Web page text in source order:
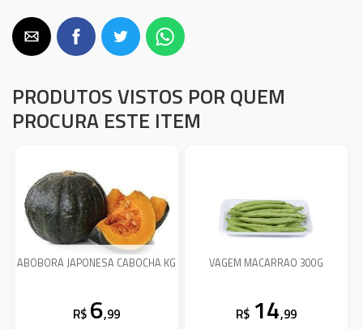
PRODUTOS VISTOS POR QUEM
PROCURA ESTE ITEM
ABOBORA JAPONESA CABOCHA KG
R$ 6,99
VAGEM MACARRAO 300G
R$ 14,99